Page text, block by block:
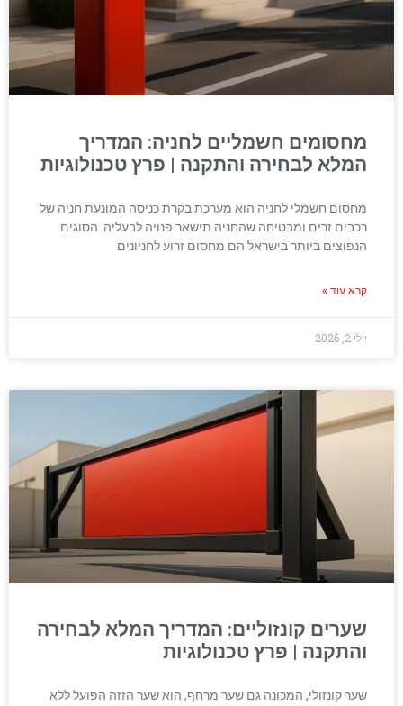
מחסומים חשמליים לחניה: המדריך
המלא לבחירה והתקנה | פרץ טכנולוגיות
מחסום חשמלי לחניה הוא מערכת בקרת כניסה המונעת חניה של
רכבים זרים ומבטיחה שהחניה תישאר פנויה לבעליה. הסוגים
הנפוצים ביותר בישראל הם מחסום זרוע לחניונים
קרא עוד »
יולי 2, 2026
שערים קונזוליים: המדריך המלא לבחירה
והתקנה | פרץ טכנולוגיות
שער קונזולי, המכונה גם שער מרחף, הוא שער הזזה הפועל ללא